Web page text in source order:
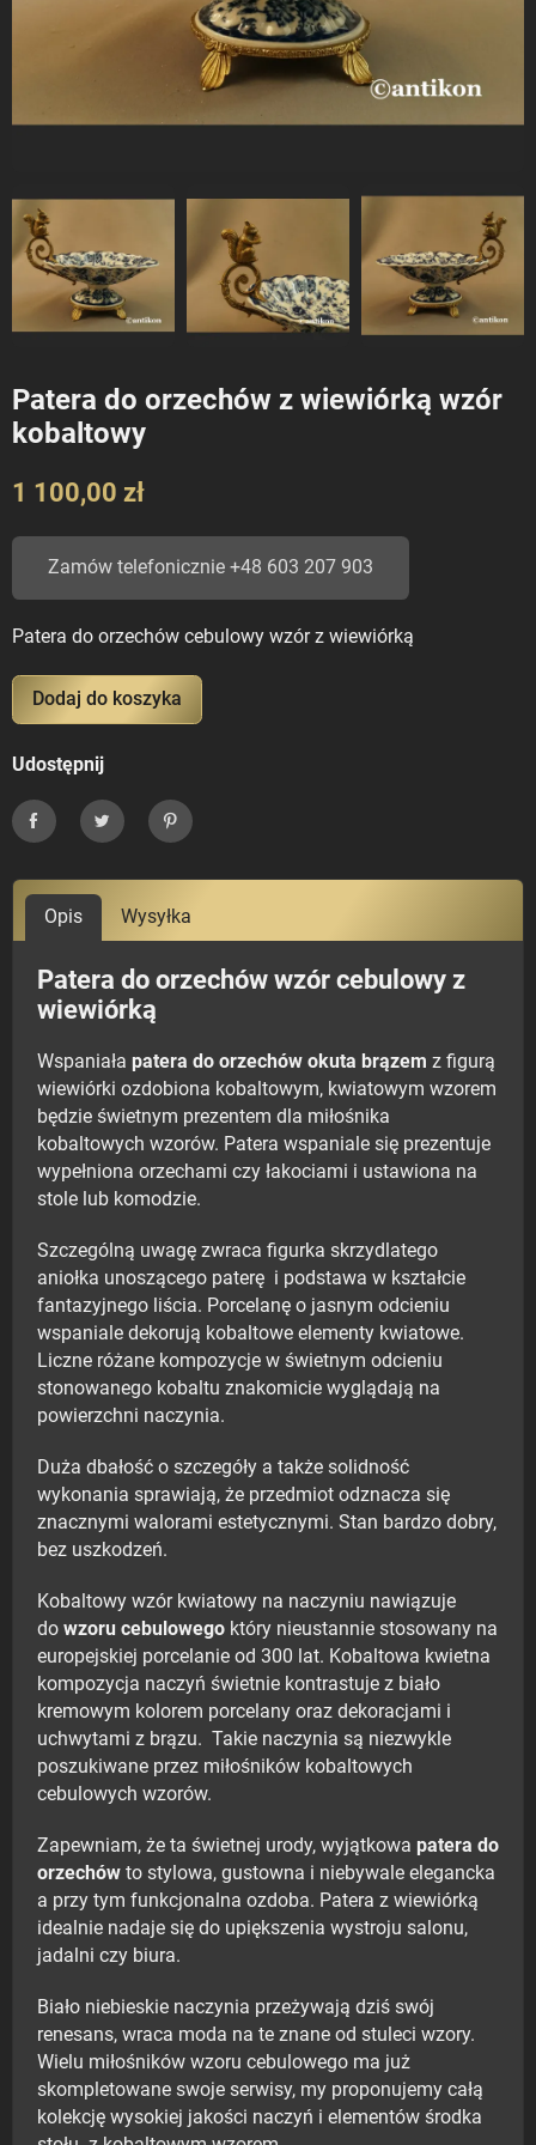
Patera do orzechów z wiewiórką wzór
kobaltowy
1 100,00 zł
Zamów telefonicznie +48 603 207 903
Patera do orzechów cebulowy wzór z wiewiórką
Dodaj do koszyka
Udostępnij
UdostępnijTweetujPinterest
Opis Wysyłka
Patera do orzechów wzór cebulowy z
wiewiórką
Wspaniała patera do orzechów okuta brązem z figurą
wiewiórki ozdobiona kobaltowym, kwiatowym wzorem
będzie świetnym prezentem dla miłośnika
kobaltowych wzorów. Patera wspaniale się prezentuje
wypełniona orzechami czy łakociami i ustawiona na
stole lub komodzie.
Szczególną uwagę zwraca figurka skrzydlatego
aniołka unoszącego paterę i podstawa w kształcie
fantazyjnego liścia. Porcelanę o jasnym odcieniu
wspaniale dekorują kobaltowe elementy kwiatowe.
Liczne różane kompozycje w świetnym odcieniu
stonowanego kobaltu znakomicie wyglądają na
powierzchni naczynia.
Duża dbałość o szczegóły a także solidność
wykonania sprawiają, że przedmiot odznacza się
znacznymi walorami estetycznymi. Stan bardzo dobry,
bez uszkodzeń.
Kobaltowy wzór kwiatowy na naczyniu nawiązuje
do wzoru cebulowego który nieustannie stosowany na
europejskiej porcelanie od 300 lat. Kobaltowa kwietna
kompozycja naczyń świetnie kontrastuje z biało
kremowym kolorem porcelany oraz dekoracjami i
uchwytami z brązu. Takie naczynia są niezwykle
poszukiwane przez miłośników kobaltowych
cebulowych wzorów.
Zapewniam, że ta świetnej urody, wyjątkowa patera do
orzechów to stylowa, gustowna i niebywale elegancka
a przy tym funkcjonalna ozdoba. Patera z wiewiórką
idealnie nadaje się do upiększenia wystroju salonu,
jadalni czy biura.
Biało niebieskie naczynia przeżywają dziś swój
renesans, wraca moda na te znane od stuleci wzory.
Wielu miłośników wzoru cebulowego ma już
skompletowane swoje serwisy, my proponujemy całą
kolekcję wysokiej jakości naczyń i elementów środka